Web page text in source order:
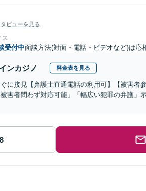
ビューを見る
ス
受付中面談方法(対面・電話・ビデオなど)は応
ンカジノ 料金表を見る
に接見【弁護士直通電話の利用可】【被害者
害者問わず対応可能」「幅広い犯罪の弁護」